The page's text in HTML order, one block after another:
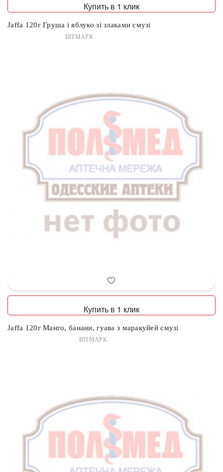
Купить в 1 клик
Jaffa 120г Груша і яблуко зі злаками смузі
ВІТМАРК
Купить в 1 клик
Jaffa 120г Манго, банани, гуава з маракуйей смузі
ВІТМАРК